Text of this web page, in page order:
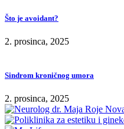
Što je avoidant?
2. prosinca, 2025
Sindrom kroničnog umora
2. prosinca, 2025